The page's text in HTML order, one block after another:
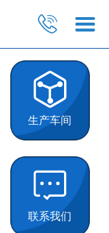
生产车间
联系我们